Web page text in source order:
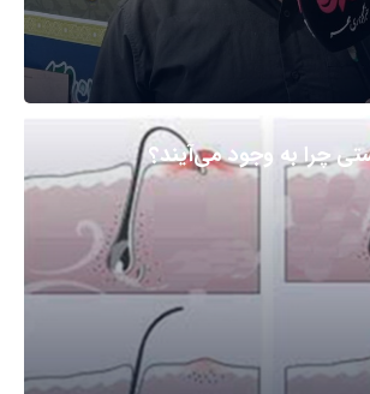
چرا به وجود می‌آیند؟